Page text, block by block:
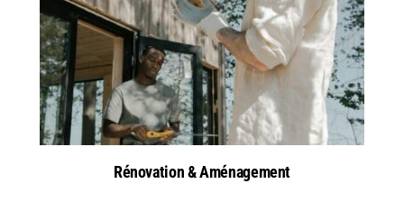
Rénovation & Aménagement